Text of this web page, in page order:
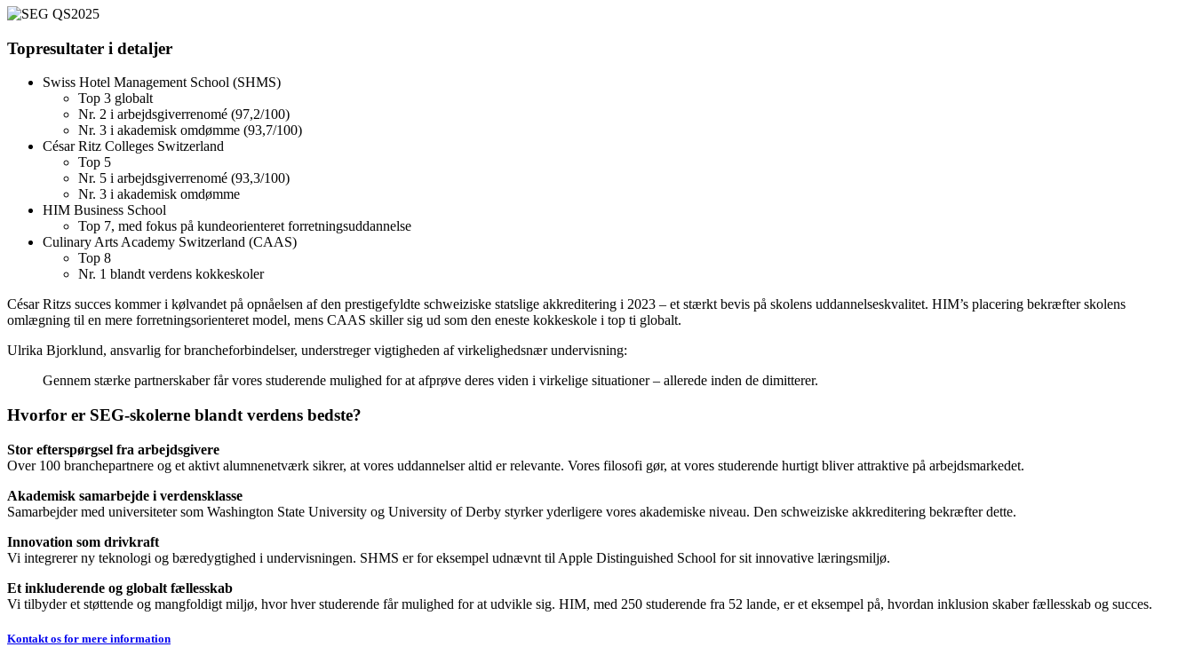
Topresultater i detaljer
Swiss Hotel Management School (SHMS)
Top 3 globalt
Nr. 2 i arbejdsgiverrenomé (97,2/100)
Nr. 3 i akademisk omdømme (93,7/100)
César Ritz Colleges Switzerland
Top 5
Nr. 5 i arbejdsgiverrenomé (93,3/100)
Nr. 3 i akademisk omdømme
HIM Business School
Top 7, med fokus på kundeorienteret forretningsuddannelse
Culinary Arts Academy Switzerland (CAAS)
Top 8
Nr. 1 blandt verdens kokkeskoler
César Ritzs succes kommer i kølvandet på opnåelsen af den prestigefyldte schweiziske statslige akkreditering i 2023 – et stærkt bevis på skolens uddannelseskvalitet. HIM’s placering bekræfter skolens
omlægning til en mere forretningsorienteret model, mens CAAS skiller sig ud som den eneste kokkeskole i top ti globalt.
Ulrika Bjorklund, ansvarlig for brancheforbindelser, understreger vigtigheden af virkelighedsnær undervisning:
Gennem stærke partnerskaber får vores studerende mulighed for at afprøve deres viden i virkelige situationer – allerede inden de dimitterer.
Hvorfor er SEG-skolerne blandt verdens bedste?
Stor efterspørgsel fra arbejdsgivere
Over 100 branchepartnere og et aktivt alumnenetværk sikrer, at vores uddannelser altid er relevante. Vores filosofi gør, at vores studerende hurtigt bliver attraktive på arbejdsmarkedet.
Akademisk samarbejde i verdensklasse
Samarbejder med universiteter som Washington State University og University of Derby styrker yderligere vores akademiske niveau. Den schweiziske akkreditering bekræfter dette.
Innovation som drivkraft
Vi integrerer ny teknologi og bæredygtighed i undervisningen. SHMS er for eksempel udnævnt til Apple Distinguished School for sit innovative læringsmiljø.
Et inkluderende og globalt fællesskab
Vi tilbyder et støttende og mangfoldigt miljø, hvor hver studerende får mulighed for at udvikle sig. HIM, med 250 studerende fra 52 lande, er et eksempel på, hvordan inklusion skaber fællesskab og succes.
Kontakt os for mere information